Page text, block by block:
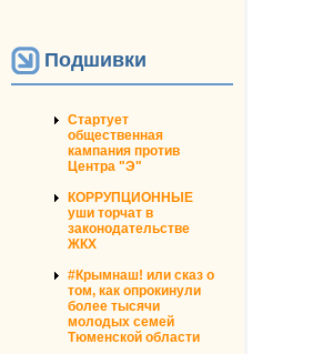
Подшивки
Стартует
общественная
кампания против
Центра "Э"
КОРРУПЦИОННЫЕ
уши торчат в
законодательстве
ЖКХ
#Крымнаш! или сказ о
том, как опрокинули
более тысячи
молодых семей
Тюменской области